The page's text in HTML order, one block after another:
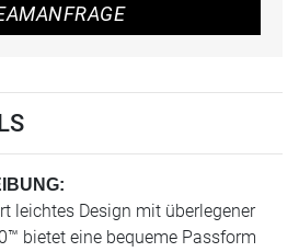
leichtes Design mit überlegener
bietet eine bequeme Passform